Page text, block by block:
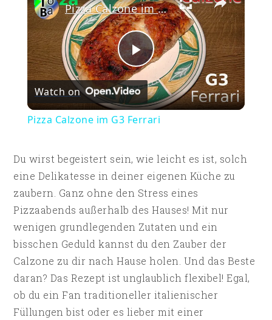
Play
Video
Pizza Calzone im G3 Ferrari
Watch on
Pizza Calzone im G3 Ferrari
Du wirst begeistert sein, wie leicht es ist, solch
eine Delikatesse in deiner eigenen Küche zu
zaubern. Ganz ohne den Stress eines
Pizzaabends außerhalb des Hauses! Mit nur
wenigen grundlegenden Zutaten und ein
bisschen Geduld kannst du den Zauber der
Calzone zu dir nach Hause holen. Und das Beste
daran? Das Rezept ist unglaublich flexibel! Egal,
ob du ein Fan traditioneller italienischer
Füllungen bist oder es lieber mit einer